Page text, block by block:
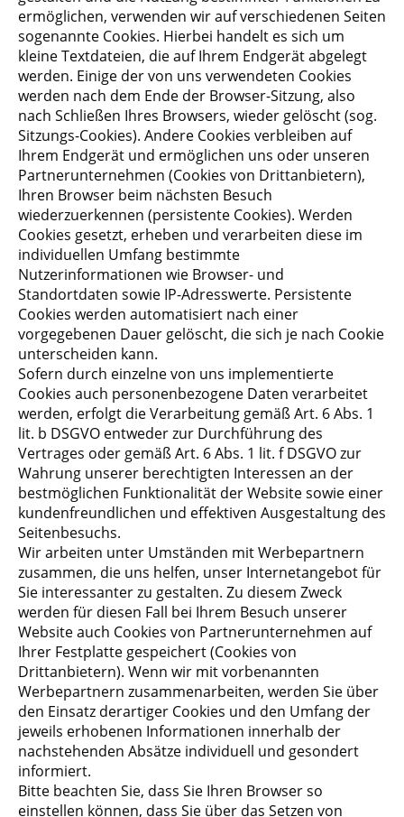
ermöglichen, verwenden wir auf verschiedenen Seiten
sogenannte Cookies. Hierbei handelt es sich um
kleine Textdateien, die auf Ihrem Endgerät abgelegt
werden. Einige der von uns verwendeten Cookies
werden nach dem Ende der Browser-Sitzung, also
nach Schließen Ihres Browsers, wieder gelöscht (sog.
Sitzungs-Cookies). Andere Cookies verbleiben auf
Ihrem Endgerät und ermöglichen uns oder unseren
Partnerunternehmen (Cookies von Drittanbietern),
Ihren Browser beim nächsten Besuch
wiederzuerkennen (persistente Cookies). Werden
Cookies gesetzt, erheben und verarbeiten diese im
individuellen Umfang bestimmte
Nutzerinformationen wie Browser- und
Standortdaten sowie IP-Adresswerte. Persistente
Cookies werden automatisiert nach einer
vorgegebenen Dauer gelöscht, die sich je nach Cookie
unterscheiden kann.
Sofern durch einzelne von uns implementierte
Cookies auch personenbezogene Daten verarbeitet
werden, erfolgt die Verarbeitung gemäß Art. 6 Abs. 1
lit. b DSGVO entweder zur Durchführung des
Vertrages oder gemäß Art. 6 Abs. 1 lit. f DSGVO zur
Wahrung unserer berechtigten Interessen an der
bestmöglichen Funktionalität der Website sowie einer
kundenfreundlichen und effektiven Ausgestaltung des
Seitenbesuchs.
Wir arbeiten unter Umständen mit Werbepartnern
zusammen, die uns helfen, unser Internetangebot für
Sie interessanter zu gestalten. Zu diesem Zweck
werden für diesen Fall bei Ihrem Besuch unserer
Website auch Cookies von Partnerunternehmen auf
Ihrer Festplatte gespeichert (Cookies von
Drittanbietern). Wenn wir mit vorbenannten
Werbepartnern zusammenarbeiten, werden Sie über
den Einsatz derartiger Cookies und den Umfang der
jeweils erhobenen Informationen innerhalb der
nachstehenden Absätze individuell und gesondert
informiert.
Bitte beachten Sie, dass Sie Ihren Browser so
einstellen können, dass Sie über das Setzen von